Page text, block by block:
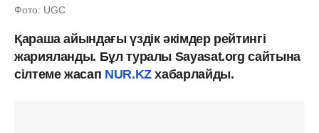
Фото: UGC
Қараша айындағы үздік әкімдер рейтингі
жарияланды. Бұл туралы Sayasat.org сайтына
сілтеме жасап NUR.KZхабарлайды.